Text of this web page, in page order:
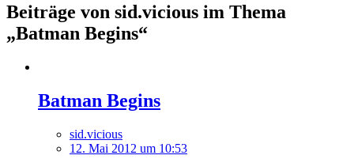
Beiträge von sid.vicious im Thema
„Batman Begins“
Batman Begins
sid.vicious
12. Mai 2012 um 10:53